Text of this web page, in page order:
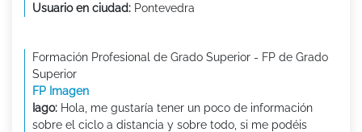
Usuario en ciudad: Pontevedra
Formación Profesional de Grado Superior - FP de Grado
Superior
FP Imagen
Iago: Hola, me gustaría tener un poco de información
sobre el ciclo a distancia y sobre todo, si me podéis